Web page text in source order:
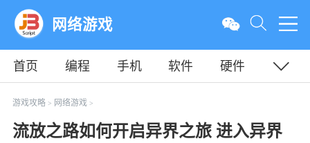
网络游戏
首页 编程 手机 软件
硬件
教程
平面
游戏攻略> 网络游戏>
流放之路如何开启异界之旅 进入异界